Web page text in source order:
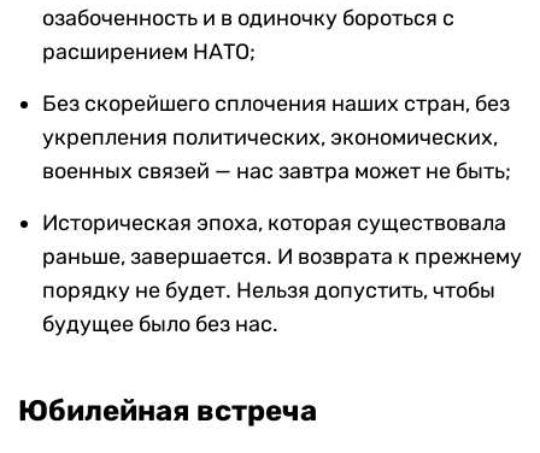
озабоченность и в одиночку бороться с
расширением НАТО;
Без скорейшего сплочения наших стран, без
укрепления политических, экономических,
военных связей — нас завтра может не быть;
Историческая эпоха, которая существовала
раньше, завершается. И возврата к прежнему
порядку не будет. Нельзя допустить, чтобы
будущее было без нас.
Юбилейная встреча